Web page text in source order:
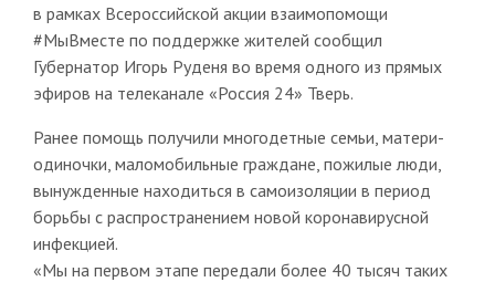
в рамках Всероссийской акции взаимопомощи
#МыВместе по поддержке жителей сообщил
Губернатор Игорь Руденя во время одного из прямых
эфиров на телеканале «Россия 24» Тверь.
Ранее помощь получили многодетные семьи, матери-
одиночки, маломобильные граждане, пожилые люди,
вынужденные находиться в самоизоляции в период
борьбы с распространением новой коронавирусной
инфекцией.
«Мы на первом этапе передали более 40 тысяч таких